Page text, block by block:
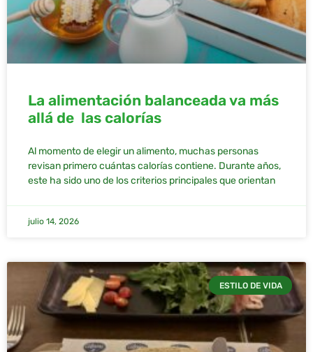
La alimentación balanceada va más
allá de las calorías
Al momento de elegir un alimento, muchas personas
revisan primero cuántas calorías contiene. Durante años,
este ha sido uno de los criterios principales que orientan
julio 14, 2026
ESTILO DE VIDA